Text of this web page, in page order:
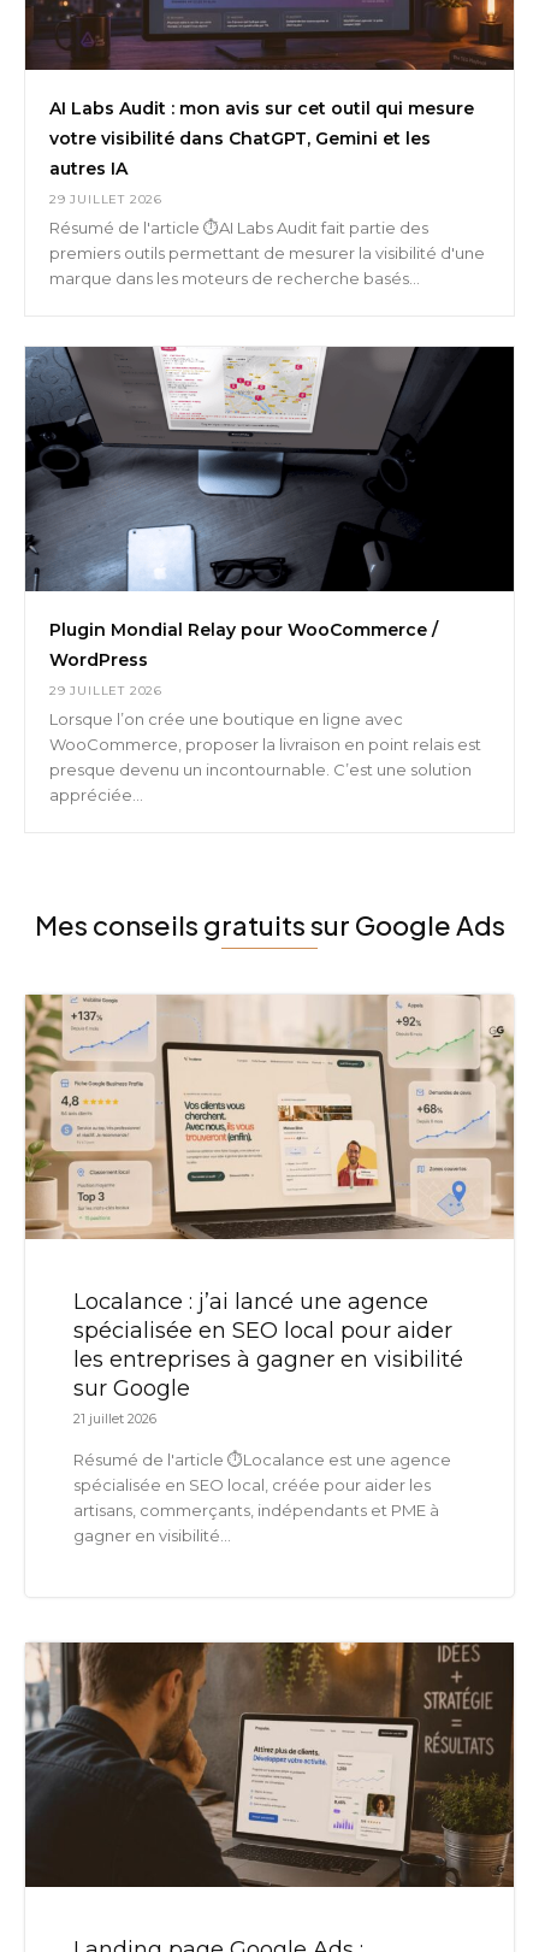
AI Labs Audit : mon avis sur cet outil qui mesure
votre visibilité dans ChatGPT, Gemini et les
autres IA
29 JUILLET 2026
Résumé de l'article ⏱️AI Labs Audit fait partie des
premiers outils permettant de mesurer la visibilité d'une
marque dans les moteurs de recherche basés...
Plugin Mondial Relay pour WooCommerce /
WordPress
29 JUILLET 2026
Lorsque l’on crée une boutique en ligne avec
WooCommerce, proposer la livraison en point relais est
presque devenu un incontournable. C’est une solution
appréciée...
Mes conseils gratuits sur Google Ads
Localance : j’ai lancé une agence
spécialisée en SEO local pour aider
les entreprises à gagner en visibilité
sur Google
21 juillet 2026
Résumé de l'article ⏱️Localance est une agence
spécialisée en SEO local, créée pour aider les
artisans, commerçants, indépendants et PME à
gagner en visibilité...